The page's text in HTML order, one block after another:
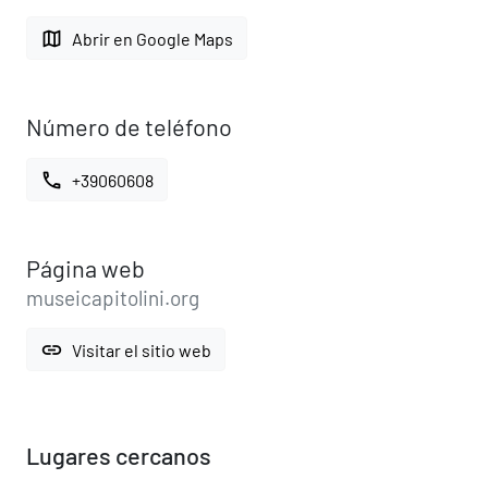
map Abrir en Google Maps
Número de teléfono
call +39060608
Página web
museicapitolini.org
link Visitar el sitio web
Lugares cercanos